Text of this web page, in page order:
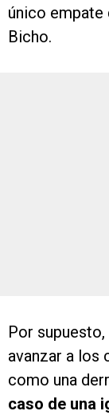
único empate
Bicho.
Por
avanzar a los
como una
caso de una